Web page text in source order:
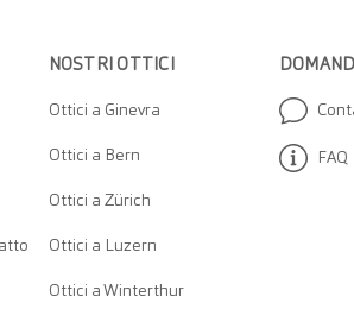
NOSTRI OTTICI
Ottici a Ginevra
Ottici a Bern
Ottici a Zürich
Ottici a Luzern
Ottici a Winterthur
FAQ